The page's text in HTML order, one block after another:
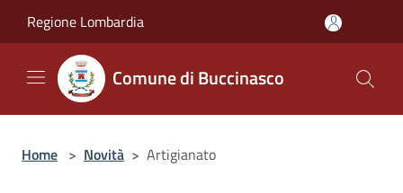
Regione Lombardia
Comune di Buccinasco
Home > Novità > Artigianato